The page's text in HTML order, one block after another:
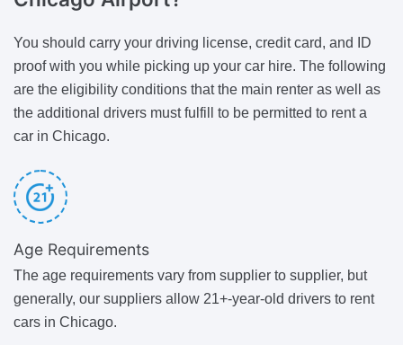
You should carry your driving license, credit card, and ID
proof with you while picking up your car hire. The following
are the eligibility conditions that the main renter as well as
the additional drivers must fulfill to be permitted to rent a
car in Chicago.
Age Requirements
The age requirements vary from supplier to supplier, but
generally, our suppliers allow 21+-year-old drivers to rent
cars in Chicago.